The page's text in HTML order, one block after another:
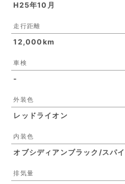
H25年10月
走行距離
12,000km
車検
-
外装色
レッドライオン
内装色
オブシディアンブラック/スパ
排気量